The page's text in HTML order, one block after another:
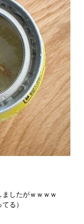
したがｗｗｗｗ
る）